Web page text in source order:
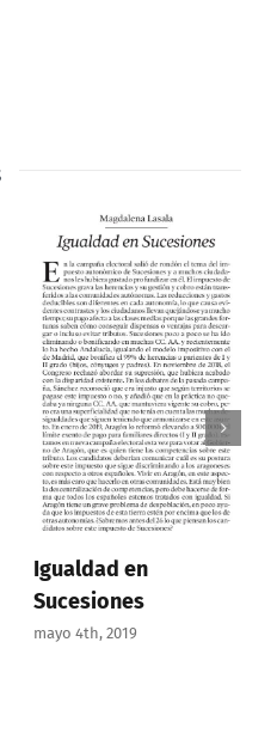
Igualdad en
Sucesiones
mayo 4th, 2019